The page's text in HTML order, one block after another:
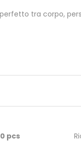
tra corpo,
pcs